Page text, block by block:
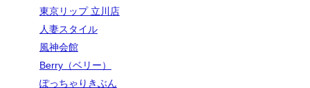
東京リップ 立川店
人妻スタイル
風神会館
Berry（ベリー）
ぽっちゃりきぶん